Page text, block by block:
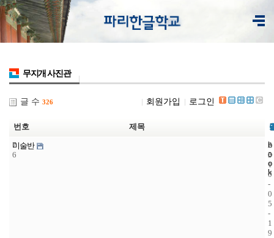
무지개 사진관
글 수 326 회원가입 로그인
번호 제목
7
6
미술반
b
o
o
k
3
3
2
0
1
0
-
0
5
-
1
9